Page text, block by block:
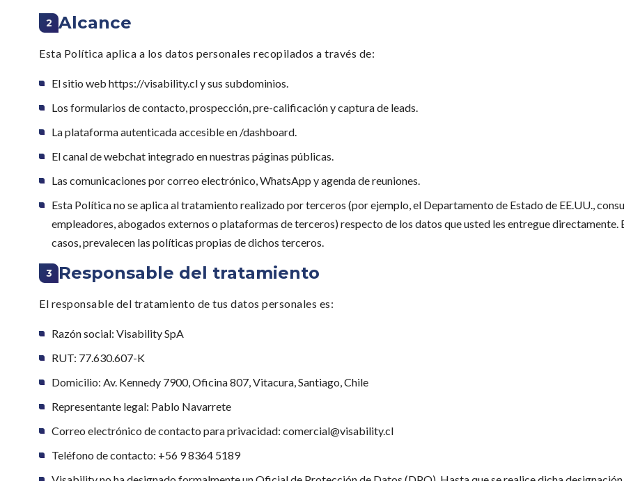
2 Alcance
Esta Política aplica a los datos personales recopilados a través de:
El sitio web https://visability.cl y sus subdominios.
Los formularios de contacto, prospección, pre-calificación y captura de leads.
La plataforma autenticada accesible en /dashboard.
El canal de webchat integrado en nuestras páginas públicas.
Las comunicaciones por correo electrónico, WhatsApp y agenda de reuniones.
Esta Política no se aplica al tratamiento realizado por terceros (por ejemplo, el Departamento de Estado de EE.UU.,
empleadores, abogados externos o plataformas de terceros) respecto de los datos que usted les entregue directamente.
casos, prevalecen las políticas propias de dichos terceros.
3 Responsable del tratamiento
El responsable del tratamiento de tus datos personales es:
Razón social: Visability SpA
RUT: 77.630.607-K
Domicilio: Av. Kennedy 7900, Oficina 807, Vitacura, Santiago, Chile
Representante legal: Pablo Navarrete
Correo electrónico de contacto para privacidad: comercial@visability.cl
Teléfono de contacto: +56 9 8364 5189